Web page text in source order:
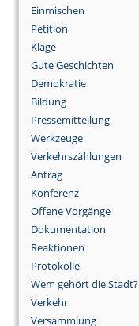
Einmischen
Petition
Klage
Gute Geschichten
Demokratie
Bildung
Pressemitteilung
Werkzeuge
Verkehrszählungen
Antrag
Konferenz
Offene Vorgänge
Dokumentation
Reaktionen
Protokolle
Wem gehört die Stadt?
Verkehr
Versammlung